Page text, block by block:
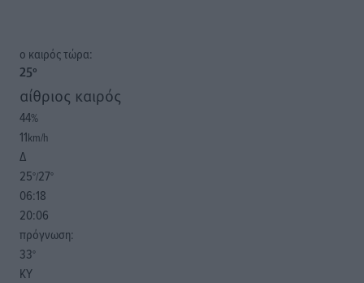
o καιρός τώρα:
25°
αίθριος καιρός
44%
11km/h
Δ
25°/27°
06:18
20:06
πρόγνωση:
33°
ΚΥ